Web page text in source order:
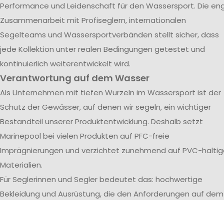
Performance und Leidenschaft für den Wassersport. Die
Zusammenarbeit mit Profiseglern, internationalen
Segelteams und Wassersportverbänden stellt sicher, dass
jede Kollektion unter realen Bedingungen getestet und
kontinuierlich weiterentwickelt wird.
Verantwortung auf dem Wasser
Als Unternehmen mit tiefen Wurzeln im Wassersport ist der
Schutz der Gewässer, auf denen wir segeln, ein wichtiger
Bestandteil unserer Produktentwicklung. Deshalb setzt
Marinepool bei vielen Produkten auf PFC-freie
Imprägnierungen und verzichtet zunehmend auf PVC-
Materialien.
Für Seglerinnen und Segler bedeutet das: hochwertige
Bekleidung und Ausrüstung, die den Anforderungen auf dem